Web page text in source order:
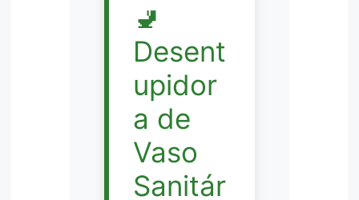
🚽
Desent
upidor
a de
Vaso
Sanitár